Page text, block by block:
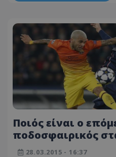
Ποιός είναι ο
ποδοσφαιρικός
Άλβες
28.03.2015 - 16:37